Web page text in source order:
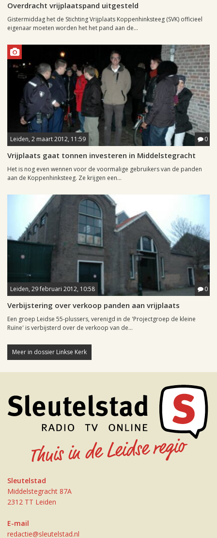
Overdracht vrijplaatspand uitgesteld
Gistermiddag het de Stichting Vrijplaats Koppenhinksteeg (SVK) officieel
eigenaar moeten worden het het pand aan de...
Leiden, 2 maart 2012, 11:59 0
Vrijplaats gaat tonnen investeren in Middelstegracht
Het is nog even wennen voor de voormalige gebruikers van de panden
aan de Koppenhinksteeg. Ze krijgen een...
Leiden, 29 februari 2012, 10:58 0
Verbijstering over verkoop panden aan vrijplaats
Een groep Leidse 55-plussers, verenigd in de 'Projectgroep de kleine
Ruïne' is verbijsterd over de verkoop van de...
Meer in dossier Linkse Kerk
Sleutelstad
Middelstegracht 87A
2312 TT Leiden
E-mail
redactie@sleutelstad.nl